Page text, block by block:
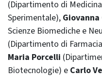
(Dipartimento di
Sperimentale), Giovanna
Scienze Biomediche e
(Dipartimento di
Maria Porcelli
Biotecnologie) e Carlo